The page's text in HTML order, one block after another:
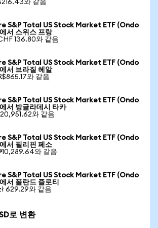
와 같음
S&P Total US Stock Market ETF (Ondo
서 스위스 프랑
136.80와 같음
S&P Total US Stock Market ETF (Ondo
서 브라질 헤알
와 같음
S&P Total US Stock Market ETF (Ondo
서 방글라데시 타카
와 같음
S&P Total US Stock Market ETF (Ondo
서 필리핀 페소
와 같음
S&P Total US Stock Market ETF (Ondo
서 폴란드 즐로티
629.29와 같음
로 변환